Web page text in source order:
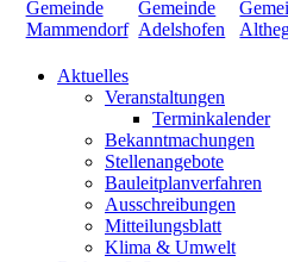
Aktuelles
Veranstaltungen
Terminkalender
Bekanntmachungen
Stellenangebote
Bauleitplanverfahren
Ausschreibungen
Mitteilungsblatt
Klima & Umwelt